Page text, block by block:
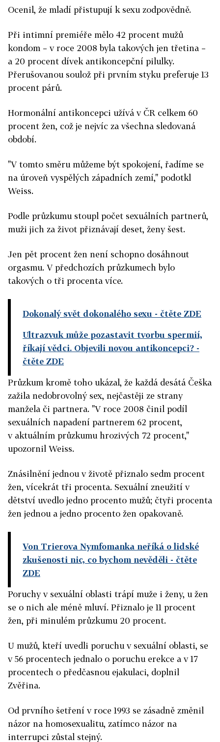
Ocenil, že mladí přistupují k sexu zodpovědně.
Při intimní premiéře mělo 42 procent mužů
kondom – v roce 2008 byla takových jen třetina –
a 20 procent dívek antikoncepční pilulky.
Přerušovanou soulož při prvním styku preferuje 13
procent párů.
Hormonální antikoncepci užívá v ČR celkem 60
procent žen, což je nejvíc za všechna sledovaná
období.
"V tomto směru můžeme být spokojení, řadíme se
na úroveň vyspělých západních zemí," podotkl
Weiss.
Podle průzkumu stoupl počet sexuálních partnerů,
muži jich za život přiznávají deset, ženy šest.
Jen pět procent žen není schopno dosáhnout
orgasmu. V předchozích průzkumech bylo
takových o tři procenta více.
Dokonalý svět dokonalého sexu - čtěte ZDE
Ultrazvuk může pozastavit tvorbu spermií,
říkají vědci. Objevili novou antikoncepci? -
čtěte ZDE
Průzkum kromě toho ukázal, že každá desátá Češka
zažila nedobrovolný sex, nejčastěji ze strany
manžela či partnera. "V roce 2008 činil podíl
sexuálních napadení partnerem 62 procent,
v aktuálním průzkumu hrozivých 72 procent,"
upozornil Weiss.
Znásilnění jednou v životě přiznalo sedm procent
žen, vícekrát tři procenta. Sexuální zneužití v
dětství uvedlo jedno procento mužů; čtyři procenta
žen jednou a jedno procento žen opakovaně.
Von Trierova Nymfomanka neříká o lidské
zkušenosti nic, co bychom nevěděli - čtěte
ZDE
Poruchy v sexuální oblasti trápí muže i ženy, u žen
se o nich ale méně mluví. Přiznalo je 11 procent
žen, při minulém průzkumu 20 procent.
U mužů, kteří uvedli poruchu v sexuální oblasti, se
v 56 procentech jednalo o poruchu erekce a v 17
procentech o předčasnou ejakulaci, doplnil
Zvěřina.
Od prvního šetření v roce 1993 se zásadně změnil
názor na homosexualitu, zatímco názor na
interrupci zůstal stejný.